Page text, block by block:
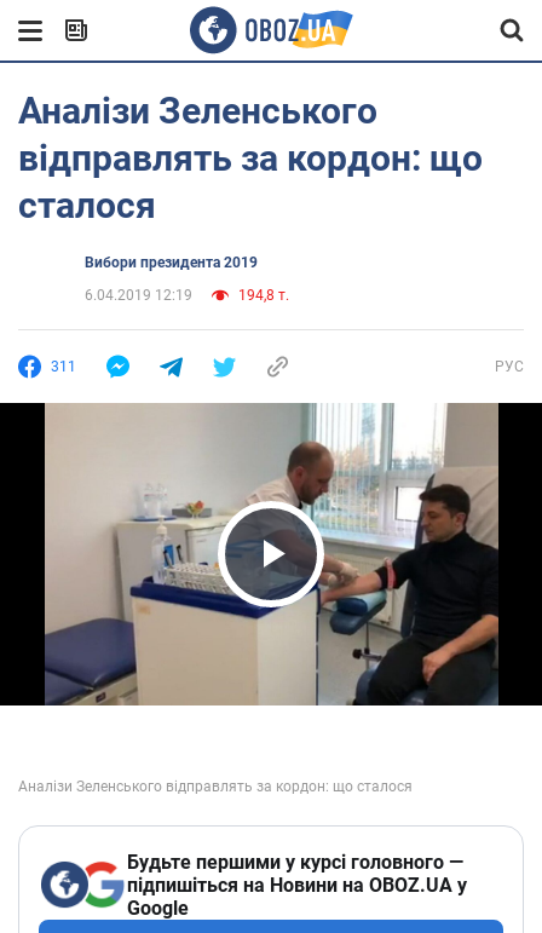
Аналізи Зеленського
відправлять за кордон: що
сталося
Вибори президента 2019
6.04.2019 12:19
194,8 т.
311 РУС
Play Video
Будьте першими у курсі головного —
підпишіться на Новини на OBOZ.UA у
Google